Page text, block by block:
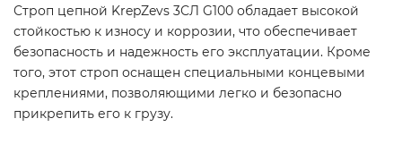
Строп цепной KrepZevs 3СЛ G100 обладает высокой
стойкостью к износу и коррозии, что обеспечивает
безопасность и надежность его эксплуатации. Кроме
того, этот строп оснащен специальными концевыми
креплениями, позволяющими легко и безопасно
прикрепить его к грузу.